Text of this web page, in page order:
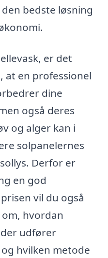
bedste løsning
er det
at en professionel
dine
også deres
og alger kan i
solpanelernes
Derfor er
en god
vil du også
hvordan
udfører
hvilken metode